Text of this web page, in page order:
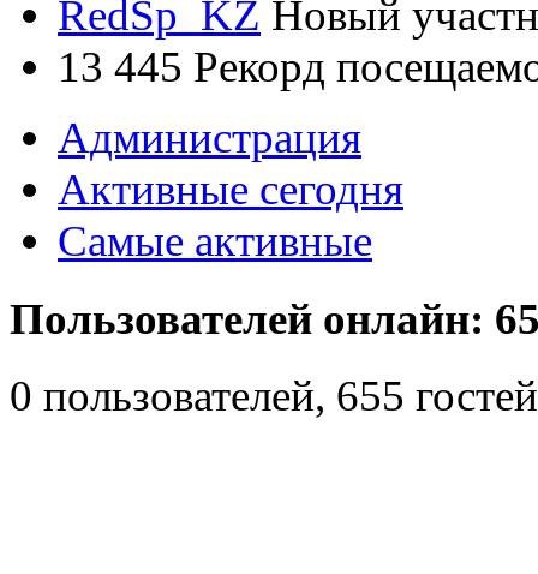
RedSp_KZ Новый
13 445 Рекорд
Администрация
Активные сегодня
Самые активные
Пользователей онлайн:
0 пользователей, 655